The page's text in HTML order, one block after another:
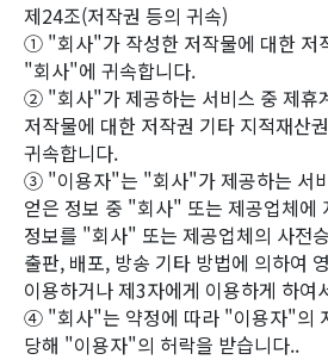
제24조(저작권 등의 귀속)
① "회사"가 작성한 저작물에 대한 저
"회사"에 귀속합니다.
② "회사"가 제공하는 서비스 중 제휴
저작물에 대한 저작권 기타 지적재산
귀속합니다.
③ "이용자"는 "회사"가 제공하는 서
얻은 정보 중 "회사" 또는 제공업체에
정보를 "회사" 또는 제공업체의 사전
출판, 배포, 방송 기타 방법에 의하여
이용하거나 제3자에게 이용하게 하여
④ "회사"는 약정에 따라 "이용자"의
당해 "이용자"의 허락을 받습니다..